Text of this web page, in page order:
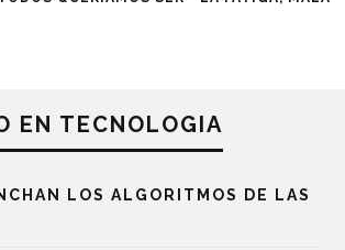
EN TECNOLOGIA
LOS ALGORITMOS DE LAS